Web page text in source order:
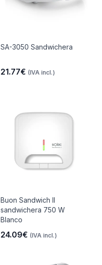
SA-3050 Sandwichera
21.77€ (IVA incl.)
Buon Sandwich II
sandwichera 750 W
Blanco
24.09€ (IVA incl.)